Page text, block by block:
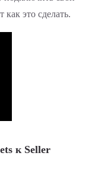
это сделать.
к Seller